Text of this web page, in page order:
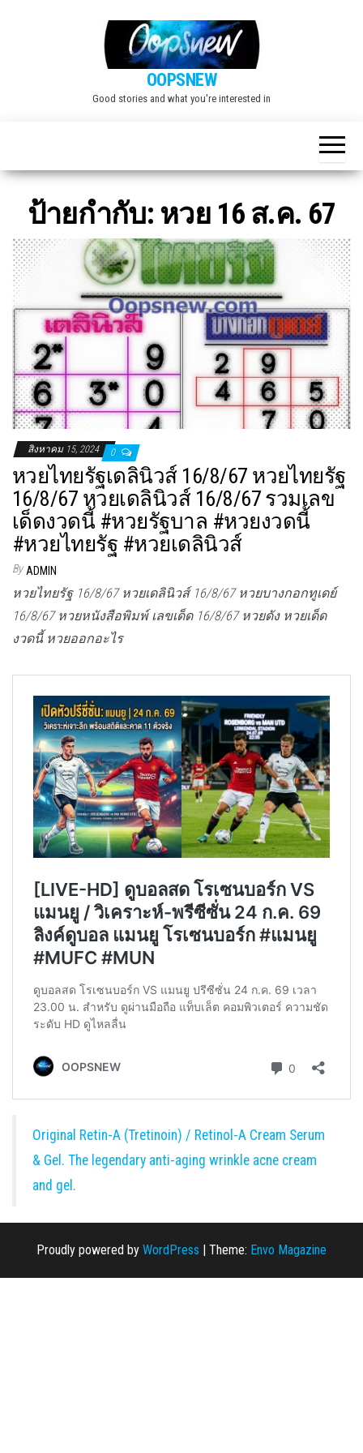
OOPSNEW
Good stories and what you're interested in
ป้ายกำกับ: หวย 16 ส.ค. 67
สิงหาคม 15, 2024 0
หวยไทยรัฐเดลินิวส์ 16/8/67 หวยไทยรัฐ
16/8/67 หวยเดลินิวส์ 16/8/67 รวมเลข
เด็ดงวดนี้ #หวยรัฐบาล #หวยงวดนี้
#หวยไทยรัฐ #หวยเดลินิวส์
By ADMIN
หวยไทยรัฐ 16/8/67 หวยเดลินิวส์ 16/8/67 หวยบางกอกทูเดย์
16/8/67 หวยหนังสือพิมพ์ เลขเด็ด 16/8/67 หวยดัง หวยเด็ด
งวดนี้ หวยออกอะไร
Original Retin-A (Tretinoin) / Retinol-A Cream Serum
& Gel. The legendary anti-aging wrinkle acne cream
and gel.
Proudly powered by WordPress | Theme: Envo Magazine